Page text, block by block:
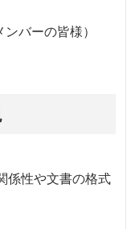
バーの皆様）
係性や文書の格式